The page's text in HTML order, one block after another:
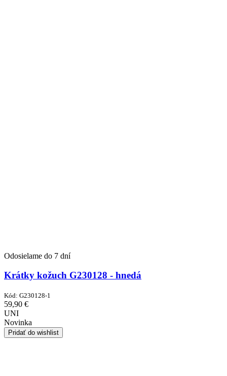
Odosielame do 7 dní
Krátky kožuch G230128 - hnedá
Kód: G230128-1
59,90 €
UNI
Novinka
Pridať do wishlist